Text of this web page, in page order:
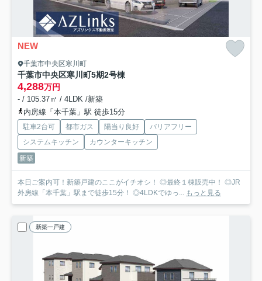
NEW
千葉市中央区寒川町
千葉市中央区寒川町5期2号棟
4,288万円
- / 105.37㎡ / 4LDK /新築
内房線「本千葉」駅 徒歩15分
駐車2台可 都市ガス 陽当り良好
バリアフリー
システムキッチン
カウンターキッチン
新築
本日ご案内可！新築戸建のここがイチオシ！ ◎最終１棟販売中！ ◎JR
外房線「本千葉」駅まで徒歩15分！ ◎4LDKでゆっ... もっと見る
新築一戸建